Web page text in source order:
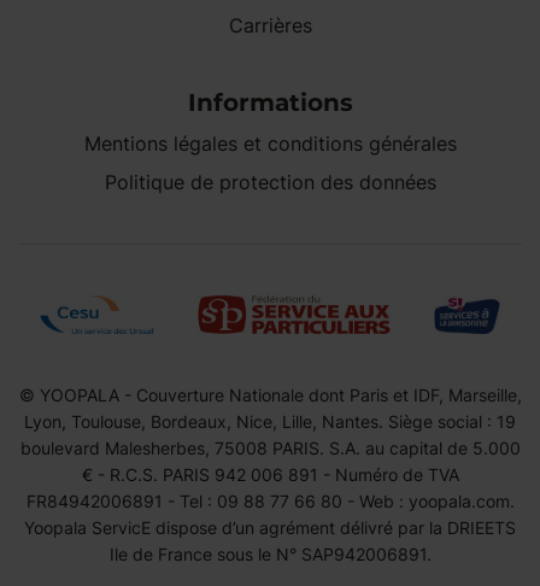
Carrières
Informations
Mentions légales et conditions générales
Politique de protection des données
© YOOPALA - Couverture Nationale dont Paris et IDF, Marseille,
Lyon, Toulouse, Bordeaux, Nice, Lille, Nantes. Siège social : 19
boulevard Malesherbes, 75008 PARIS. S.A. au capital de 5.000
€ - R.C.S. PARIS 942 006 891 - Numéro de TVA
FR84942006891 - Tel : 09 88 77 66 80 - Web : yoopala.com.
Yoopala ServicE dispose d’un agrément délivré par la DRIEETS
Ile de France sous le N° SAP942006891.